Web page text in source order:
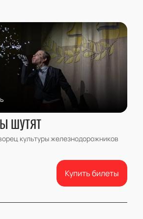
ШУТЯТ
культуры железнодорожников
Купить билеты